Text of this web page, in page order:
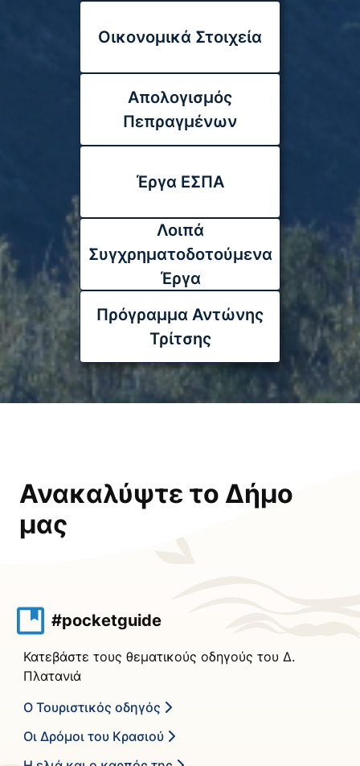
Οικονομικά Στοιχεία
Απολογισμός
Πεπραγμένων
Έργα ΕΣΠΑ
Λοιπά
Συγχρηματοδοτούμενα
Έργα
Πρόγραμμα Αντώνης
Τρίτσης
Ανακαλύψτε το Δήμο
μας
#pocketguide
Κατεβάστε τους θεματικούς οδηγούς του Δ.
Πλατανιά
Ο Τουριστικός οδηγός
Οι Δρόμοι του Κρασιού